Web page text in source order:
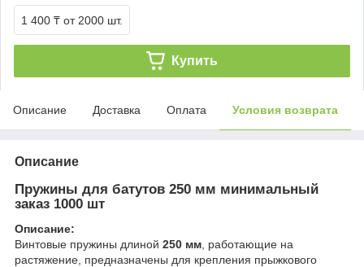
1 400 ₸ от 2000 шт.
Купить
Описание Доставка Оплата Условия возврата
Описание
Пружины для батутов 250 мм минимальный
заказ 1000 шт
Описание:
Винтовые пружины длиной 250 мм , работающие на
растяжение, предназначены для крепления прыжкового